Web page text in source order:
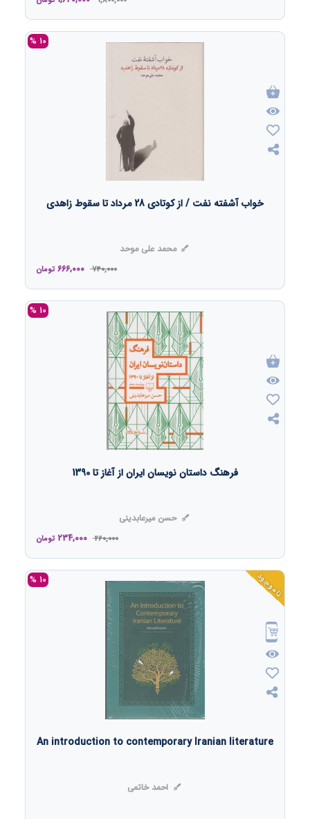
10 %
خواب آشفته نفت / از کوتادی 28 مرداد تا سقوط زاهدی
محمد علی موحد
740,000
666,000 تومان
10 %
فرهنگ داستان نویسان ایران از آغاز تا 1390
حسن میرعابدینی
260,000
234,000 تومان
ناموجود 10 %
An introduction to contemporary Iranian literature
احمد خاتمی